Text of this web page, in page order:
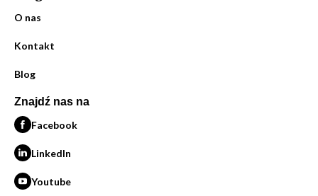
O nas
Kontakt
Blog
Znajdź nas na
Facebook
LinkedIn
Youtube